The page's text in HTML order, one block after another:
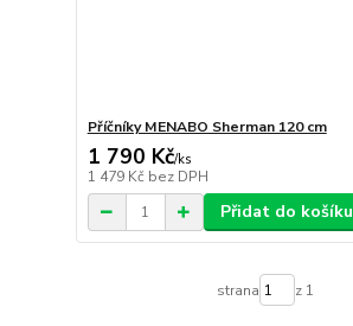
Příčníky MENABO Sherman 120 cm
1 790 Kč/ks
1 479 Kč bez DPH
Přidat do košíku
strana z 1